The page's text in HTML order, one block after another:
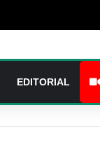
EDITORIAL